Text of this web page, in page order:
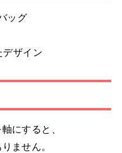
ッグ
デザイン
にすると、
ません。